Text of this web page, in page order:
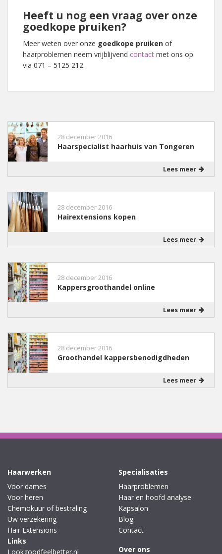
Heeft u nog een vraag over onze
goedkope pruiken?
Meer weten over onze goedkope pruiken of
haarproblemen neem vrijblijvend contact met ons op
via 071 – 5125 212.
28 december 2016
Haarspecialist haarhuis van Tongeren
Lees meer
28 december 2016
Hairextensions kopen
Lees meer
28 december 2016
Kappersgroothandel online
Lees meer
28 december 2016
Groothandel kappersbenodigdheden
Lees meer
Haarwerken
Voor dames
Voor heren
Chemokuur of bestraling
Uw verzekering
Hair Extensions
Links
Lookgoodfeelbetter.nl
Specialisaties
Haarproblemen
Haar en hoofd analyse
Kapsalon
Blog
Contact
Over ons